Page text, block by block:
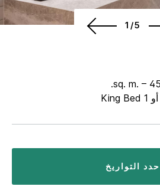
1/5
حدد التواريخ